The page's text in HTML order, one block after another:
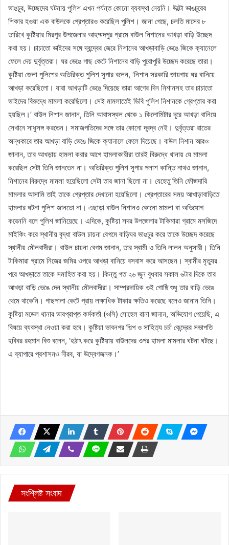
ভাঙচুর, উচ্ছেদের ঘটনায় পুলিশ এখন পর্যন্ত কোনো ব্যবস্থা নেয়নি। উল্টো ভাঙচুরের
শিকার হওয়া এক বাউলকে গ্রেপ্তারও করেছিল পুলিশ। জানা গেছে, চলতি মাসের ৮
তারিখে কুষ্টিয়ার মিরপুর উপজেলার আহম্মদপুর গ্রামে বাউল নিশানের আখড়া বাড়ি উচ্ছেদ
করা হয়। চাচাতো ভাইদের সঙ্গে দ্বন্দ্বের জেরে নিশানের আখড়াবাড়ি ভেঙে জিকে ক্যানেলে
ফেলে দেয় দুর্বৃত্তরা। ঘর ভেঙে গাছ কেটে নিশানের বাড়ি পুরোপুরি উচ্ছেদ করেছে তারা।
কুষ্টিয়া জেলা পুলিশের অতিরিক্ত পুলিশ সুপার বলেন, ‘নিশান সরকারি জায়গায় ঘর বানিয়ে
আখড়া করেছিলো। যারা আখড়াটি ভেঙে দিয়েছে তারা আগের দিন নিশানসহ তার চাচাতো
ভাইদের বিরুদ্ধে মামলা করেছিলো। সেই মামলাতেই ডিবি পুলিশ নিশানকে গ্রেপ্তার করা
হয়ছিল।’ বাউল নিশান জানান, তিনি আবাসস্থল থেকে ১ কিলোমিটার দূরে আখড়া বানিয়ে
সেখানে সাধুসঙ্গ করতেন। সমাজপতিদের সঙ্গে তার কোনো দ্বন্দ্ব নেই। দুর্বৃত্তরা রাতের
অন্ধকারে তার আখড়া বাড়ি ভেঙে জিকে ক্যানালে ফেলে দিয়েছে। বাউল নিশান আরও
জানান, তার আখড়ায় হামলা করার আগে হামলাকারীরা তারই বিরুদ্ধে থানায় যে মামলা
করেছিল সেটা তিনি জানতেন না। অতিরিক্ত পুলিশ সুপার পলাশ কান্তি নাথও জানান,
নিশানের বিরুদ্ধে মামলা হয়েছিলো সেটা তার জানা ছিলো না। যেহেতু তিনি ফৌজদারি
মামলার আসামি তাই তাকে গ্রেপ্তার দেখানো হয়েছিলো। গ্রেপ্তারের সময় আখাড়াবাড়িতে
হামলার ঘটনা পুলিশ জানতো না। এছাড়া বাউল নিশানও কোনো মামলা বা অভিযোগ
করেননি বলে পুলিশ জানিয়েছে। এদিকে, কুষ্টিয়া সদর উপজেলার টাকিমারা গ্রামে মসজিদে
মাইকিং করে স্থানীয় বৃদ্ধা বাউল চায়না বেগমে বাড়িঘর ভাঙচুর করে তাকে উচ্ছেদ করেছে
স্থানীয় মৌলবাদীরা। বাউল চায়না বেগম জানান, তার স্বামী ও তিনি লালন অনুসারী। তিনি
টাকিমারা গ্রামে নিজের জমির ওপরে আখড়া বানিয়ে বসবাস করে আসছেন। স্বামীর মৃত্যুর
পরে আখড়াতে তাকে সমাহিত করা হয়। কিন্তু গত ২৬ জুন বুধবার সকাল ৬টার দিকে তার
আখড়া বাড়ি ভেঙে দেন স্থানীয় মৌলবাদীরা। সাম্প্রদায়িক ওই গোষ্ঠি শুধু তার বাড়ি ভেঙে
থেমে থাকেনি। গাছপালা কেটে প্রায় লক্ষাধিক টাকার ক্ষতিও করেছে বলেও জানান তিনি।
কুষ্টিয়া মডেল থানার ভারপ্রাপ্ত কর্মকর্তা (ওসি) সোহেল রানা জানান, অভিযোগ পেয়েছি, এ
বিষয়ে ব্যবস্থা নেওয়া করা হবে। কুষ্টিয়া ভাবনগর শিল্প ও সাহিত্য চর্চা কেন্দ্রের সভাপতি
হবিবর রহমান বিশু বলেন, ‘হঠাৎ করে কুষ্টিয়ায় বাউলদের ওপর হামলা মামলার ঘটনা ঘটছে।
এ ব্যাপারে প্রশাসনও নীরব, যা উদ্বেগজনক।’
সংশ্লিষ্ট সংবাদ